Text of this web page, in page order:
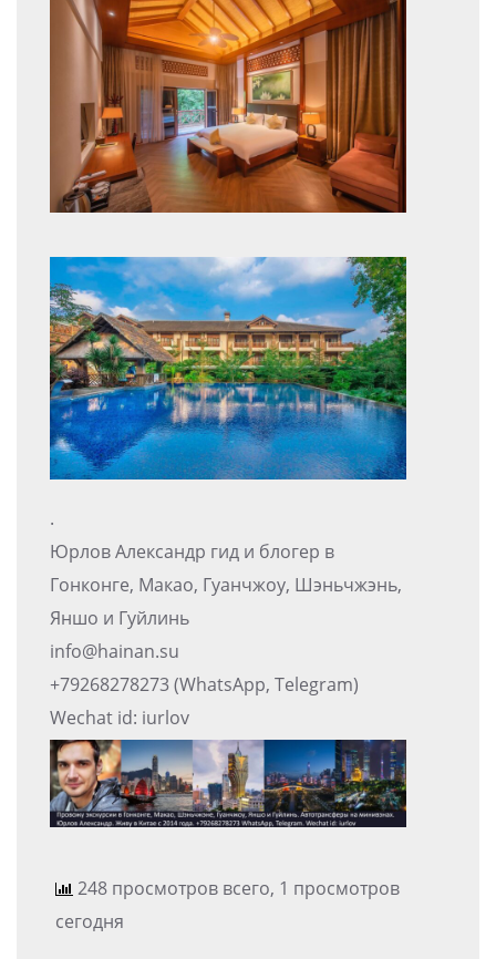
.
Юрлов Александр гид и блогер в
Гонконге, Макао, Гуанчжоу, Шэньчжэнь,
Яншо и Гуйлинь
info@hainan.su
+79268278273 (WhatsApp, Telegram)
Wechat id: iurlov
248 просмотров всего, 1 просмотров
сегодня